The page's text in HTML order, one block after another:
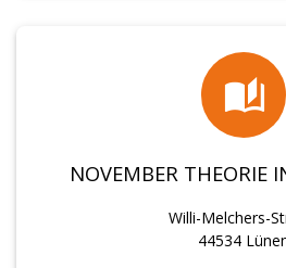
NOVEMBER THEORIE
Willi-Melchers-
44534